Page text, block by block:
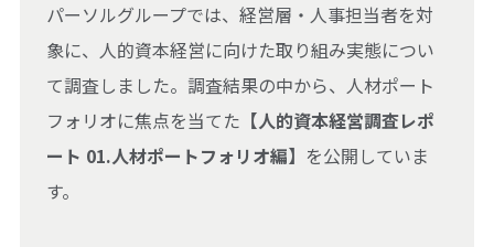
パーソルグループでは、経営層・人事担当者を対
象に、人的資本経営に向けた取り組み実態につい
て調査しました。調査結果の中から、人材ポート
フォリオに焦点を当てた 【人的資本経営調査レポ
ート 01.人材ポートフォリオ編】 を公開していま
す。